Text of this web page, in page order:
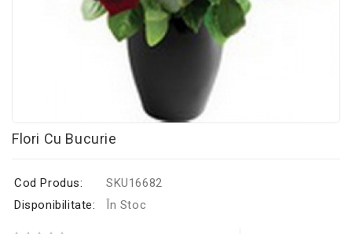
Flori Cu Bucurie
Cod Produs:
SKU16682
Disponibilitate:
În Stoc